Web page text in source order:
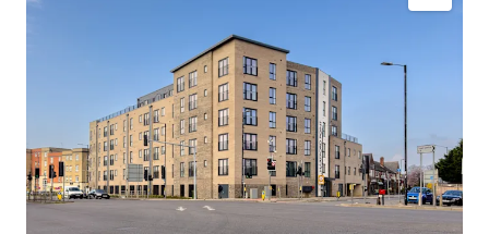
Hartford Point:A collection of 75 x 1 and 2
bed apartments with high quality
specifications, gated undercroft parking and
attractive rooftop and private terraces.
Rare Opportunity- Newly built, low rise
asset with dual stair cores and strong fire
safety credentials (A1 EWS1) alongside EPC